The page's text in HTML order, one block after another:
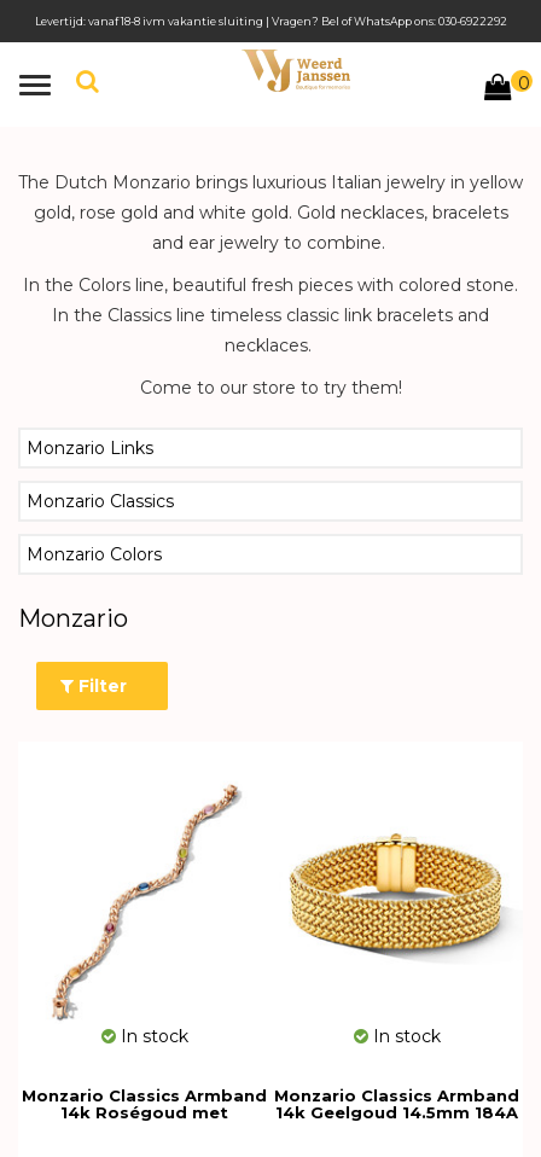
Toggle
0
Levertijd: vanaf 18-8 ivm vakantie sluiting | Vragen? Bel of WhatsApp ons: 030-6922292
The Dutch Monzario brings luxurious Italian jewelry in yellow
gold, rose gold and white gold. Gold necklaces, bracelets
and ear jewelry to combine.
In the Colors line, beautiful fresh pieces with colored stone.
In the Classics line timeless classic link bracelets and
necklaces.
Come to our store to try them!
Monzario Links
Monzario Classics
Monzario Colors
Monzario
Filter
In stock
Monzario Classics Armband
14k Roségoud met
In stock
Monzario Classics Armband
14k Geelgoud 14.5mm 184A